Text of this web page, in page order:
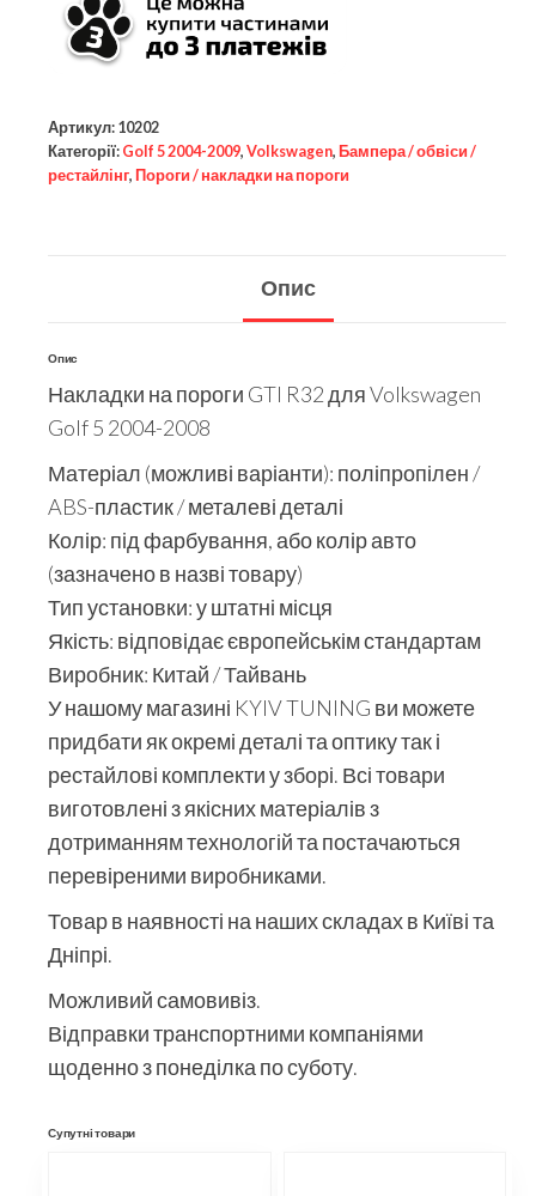
Артикул: 10202
Категорії: Golf 5 2004-2009, Volkswagen, Бампера / обвіси /
рестайлінг, Пороги / накладки на пороги
Опис
Опис
Накладки на пороги GTI R32 для Volkswagen
Golf 5 2004-2008
Матеріал (можливі варіанти): поліпропілен /
ABS-пластик / металеві деталі
Колір: під фарбування, або колір авто
(зазначено в назві товару)
Тип установки: у штатні місця
Якість: відповідає європейськім стандартам
Виробник: Китай / Тайвань
У нашому магазині KYIV TUNING ви можете
придбати як окремі деталі та оптику так і
рестайлові комплекти у зборі. Всі товари
виготовлені з якісних матеріалів з
дотриманням технологій та постачаються
перевіреними виробниками.
Товар в наявності на наших складах в Київі та
Дніпрі.
Можливий самовивіз.
Відправки транспортними компаніями
щоденно з понеділка по суботу.
Супутні товари